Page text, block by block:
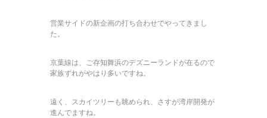
営業サイドの新企画の打ち合わせでやってきまし
た。
京葉線は、ご存知舞浜のデズニーランドが在るので
家族ずれがやはり多いですね。
遠く、スカイツリーも眺められ、さすが湾岸開発が
進んでますね。